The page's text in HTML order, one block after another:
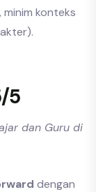
konteks
5
dan Guru di
dengan